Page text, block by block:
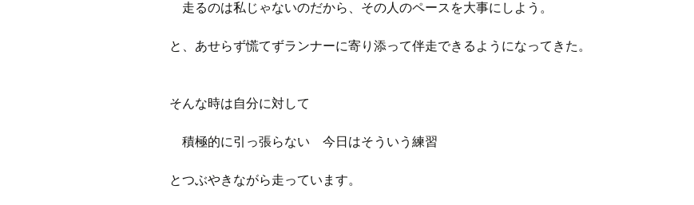
走るのは私じゃないのだから、その人のペースを大事にしよう。
と、あせらず慌てずランナーに寄り添って伴走できるようになってきた。
そんな時は自分に対して
積極的に引っ張らない 今日はそういう練習
とつぶやきながら走っています。